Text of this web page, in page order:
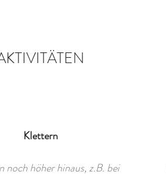
Klettern
noch höher hinaus, z.B. bei